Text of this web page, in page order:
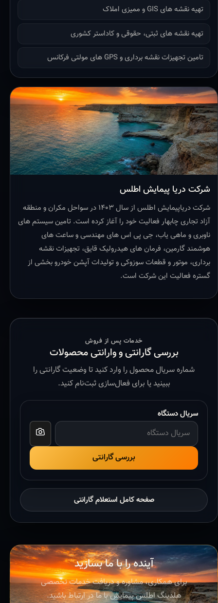
تهیه نقشه های GIS و ممیزی املاک
تهیه نقشه های ثبتی، حقوقی و کاداستر کشوری
تامین تجهیزات نقشه برداری و GPS های مولتی فرکانس
شرکت دریا پیمایش اطلس
شرکت دریاپیمایش اطلس از سال ۱۴۰۳ در سواحل مکران و منطقه
آزاد تجاری چابهار فعالیت خود را آغاز کرده است. تامین سیستم های
ناوبری و ماهی یاب، جی پی اس های مهندسی و ساعت های
هوشمند گارمین، فرمان های هیدرولیک قایق، تجهیزات نقشه
برداری، موتور و قطعات سوزوکی و تولیدات آپشن خودرو بخشی از
گستره فعالیت این شرکت است.
خدمات پس از فروش
بررسی گارانتی و وارانتی محصولات
شماره سریال محصول را وارد کنید تا وضعیت گارانتی را
ببینید یا برای فعال‌سازی ثبت‌نام کنید.
سریال دستگاه
بررسی گارانتی
صفحه کامل استعلام گارانتی
آینده را با ما بسازید
برای همکاری، مشاوره و دریافت خدمات تخصصی
هلدینگ اطلس پیمایش با ما در ارتباط باشید.